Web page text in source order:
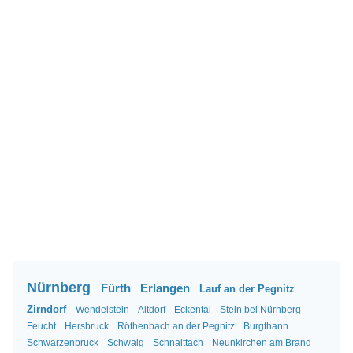
Nürnberg Fürth Erlangen
Lauf an der Pegnitz
Zirndorf
Wendelstein Altdorf Eckental
Stein bei Nürnberg
Feucht
Hersbruck Röthenbach an der Pegnitz
Burgthann
Schwarzenbruck
Schwaig Schnaittach Neunkirchen am Brand